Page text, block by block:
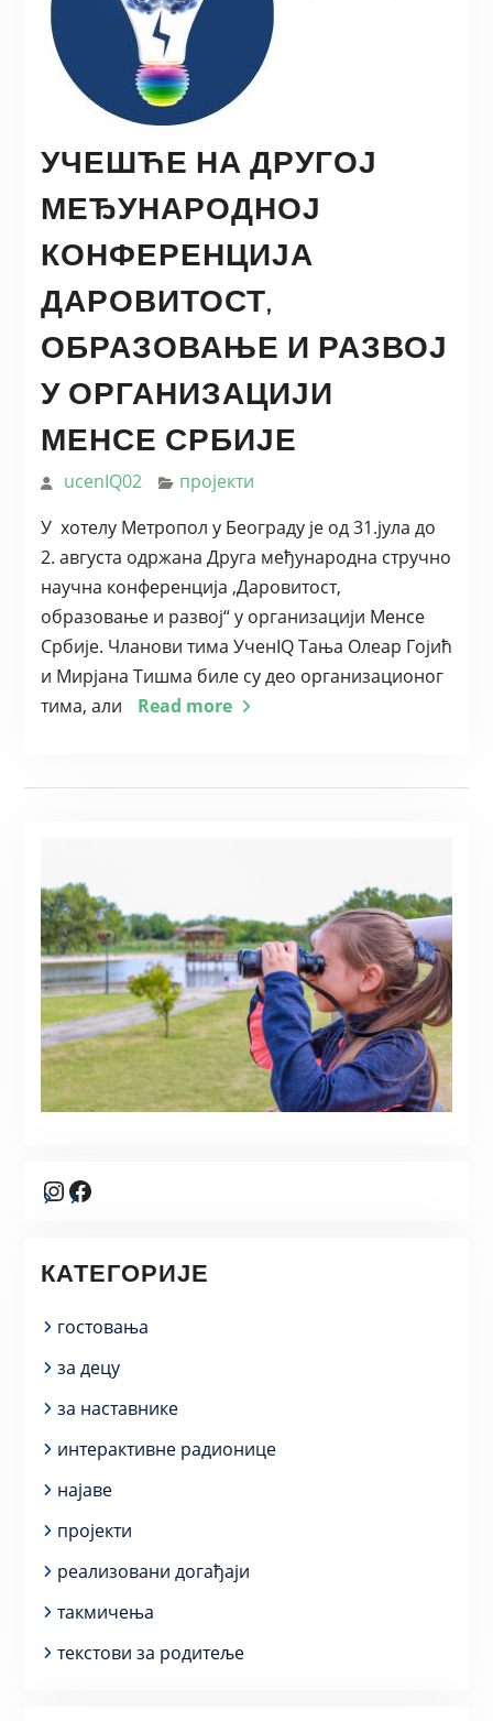
УЧЕШЋЕ НА ДРУГОЈ
МЕЂУНАРОДНОЈ
КОНФЕРЕНЦИЈА
ДАРОВИТОСТ,
ОБРАЗОВАЊЕ И РАЗВОЈ
У ОРГАНИЗАЦИЈИ
МЕНСЕ СРБИЈЕ
ucenIQ02
пројекти
У хотелу Метропол у Београду је од 31.јула до
2. августа одржана Друга међународна стручно
научна конференција ,Даровитост,
образовање и развој“ у организацији Менсе
Србије. Чланови тима УченIQ Тања Олеар Гојић
и Мирјана Тишма биле су део организационог
тима, али
Read more
Instagram
Facebook
КАТЕГОРИЈЕ
гостовања
за децу
за наставнике
интерактивне радионице
најаве
пројекти
реализовани догађаји
такмичења
текстови за родитеље